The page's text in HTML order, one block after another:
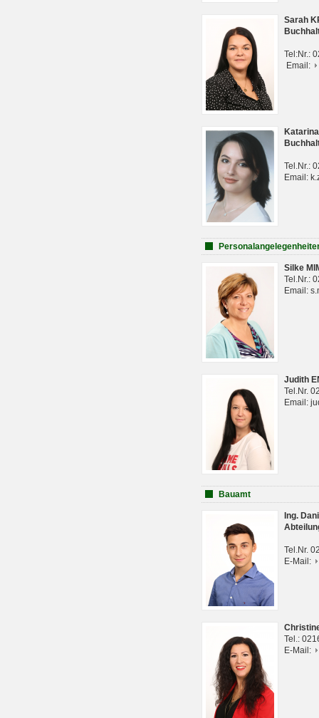
Sarah
Tel:Nr.:
Email:
Tel.Nr.:
Email:
Silke
Tel.Nr.:
Email:
Judith
Tel.Nr.
Email:
Bauamt
Ing.
Tel.Nr.
E-Mail:
Tel.:
E-Mail: